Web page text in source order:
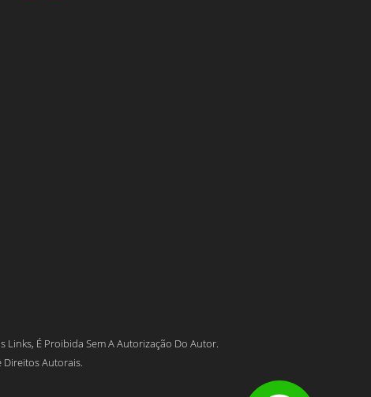
Links, É Proibida Sem A Autorização Do Autor.
Direitos Autorais.